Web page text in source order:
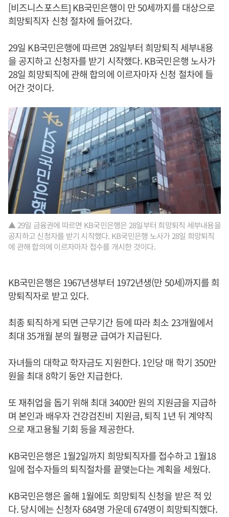
[비즈니스포스트] KB국민은행이 만 50세까지를 대상으로
희망퇴직자 신청 절차에 들어갔다.
29일 KB국민은행에 따르면 28일부터 희망퇴직 세부내용
을 공지하고 신청자를 받기 시작했다. KB국민은행 노사가
28일 희망퇴직에 관해 합의에 이르자마자 신청 절차에 들
어간 것이다.
▲ 29일 금융권에 따르면 KB국민은행은 28일부터 희망퇴직 세부내용을
공지하고 신청자를 받기 시작했다. KB국민은행 노사가 28일 희망퇴직
에 관해 합의에 이르자마자 접수를 개시한 것이다.
KB국민은행은 1967년생부터 1972년생(만 50세)까지를 희
망퇴직자로 받고 있다.
최종 퇴직하게 되면 근무기간 등에 따라 최소 23개월에서
최대 35개월 분의 월평균 급여가 지급된다.
자녀들의 대학교 학자금도 지원한다. 1인당 매 학기 350만
원을 최대 8학기 동안 지급한다.
또 재취업을 돕기 위해 최대 3400만 원의 지원금을 지급하
며 본인과 배우자 건강검진비 지원금, 퇴직 1년 뒤 계약직
으로 재고용될 기회 등을 제공한다.
KB국민은행은 1월2일까지 희망퇴직자를 접수하고 1월18
일에 접수자들의 퇴직절차를 끝맺는다는 계획을 세웠다.
KB국민은행은 올해 1월에도 희망퇴직 신청을 받은 적 있
다. 당시에는 신청자 684명 가운데 674명이 희망퇴직했다.